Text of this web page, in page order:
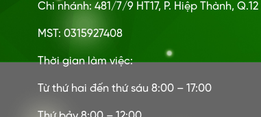
Chi nhánh: 481/7/9 HT17, P. Hiệp Thành, Q.12
MST: 0315927408
Thời gian làm việc:
Từ thứ hai đến thứ sáu 8:00 – 17:00